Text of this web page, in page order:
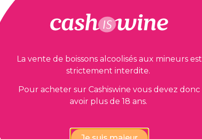
La vente de boissons alcoolisés aux mineurs est
strictement interdite.
Pour acheter sur Cashiswine vous devez donc
avoir plus de 18 ans.